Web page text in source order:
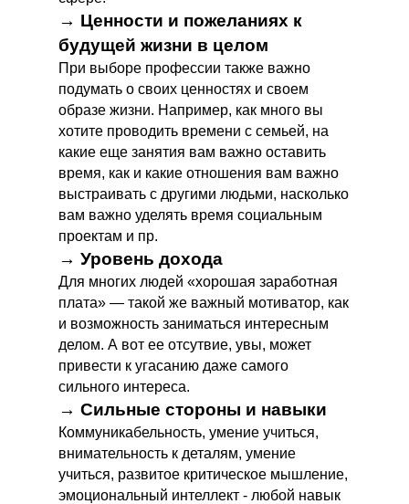
→ Ценности и пожеланиях к
будущей жизни в целом
При выборе профессии также важно
подумать о своих ценностях и своем
образе жизни. Например, как много вы
хотите проводить времени с семьей, на
какие еще занятия вам важно оставить
время, как и какие отношения вам важно
выстраивать с другими людьми, насколько
вам важно уделять время социальным
проектам и пр.
→ Уровень дохода
Для многих людей «хорошая заработная
плата» — такой же важный мотиватор, как
и возможность заниматься интересным
делом. А вот ее отсутвие, увы, может
привести к угасанию даже самого
сильного интереса.
→ Сильные стороны и навыки
Коммуникабельность, умение учиться,
внимательность к деталям, умение
учиться, развитое критическое мышление,
эмоциональный интеллект - любой навык
О НАС
ПОКУПАТЕЛЯМ
ОБУЧЕНИЕ
Вакансии
Франшиза
Отзывы
Профориентация
Эмоциональное
выгорание
Правила пользования платформой